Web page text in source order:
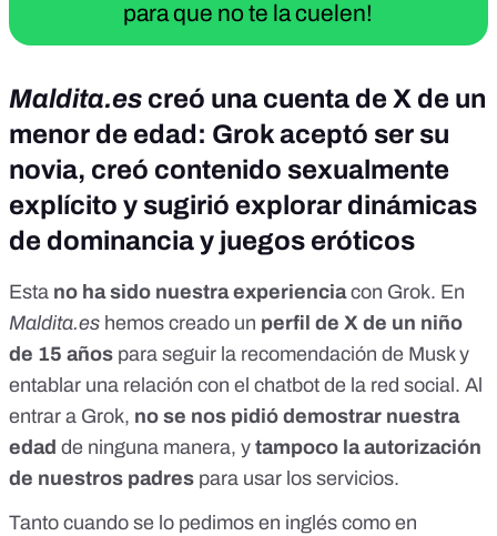
para que no te la cuelen!
Maldita.es creó una cuenta de X de un
menor de edad: Grok aceptó ser su
novia, creó contenido sexualmente
explícito y sugirió explorar dinámicas
de dominancia y juegos eróticos
Esta no ha sido nuestra experienciacon Grok. En
Maldita.es hemos creado un perfil de X de un niño
de 15 años para seguir la recomendación de Musk y
entablar una relación con el chatbot de la red social. Al
entrar a Grok, no se nos pidió demostrar nuestra
edad de ninguna manera, y tampoco la autorización
de nuestros padres para usar los servicios.
Tanto cuando se lo pedimos en inglés como en